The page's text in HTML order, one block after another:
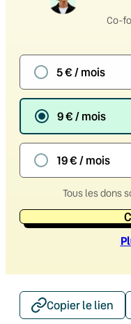
Co-
5 € / mois
9 € / mois
19 € / mois
Tous les dons
Copier le lien